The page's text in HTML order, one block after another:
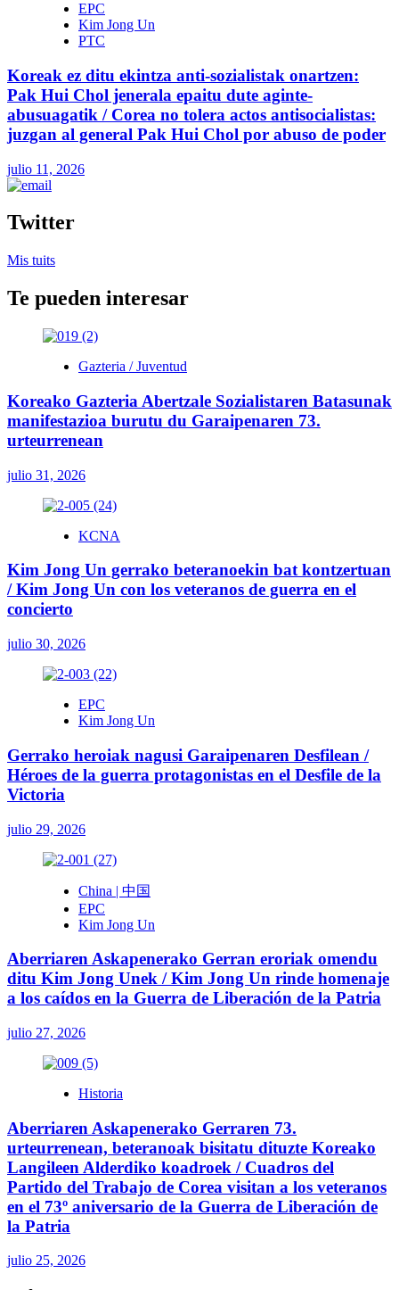
EPC
Kim Jong Un
PTC
Koreak ez ditu ekintza anti-sozialistak onartzen:
Pak Hui Chol jenerala epaitu dute aginte-
abusuagatik / Corea no tolera actos antisocialistas:
juzgan al general Pak Hui Chol por abuso de poder
julio 11, 2026
Twitter
Mis tuits
Te pueden interesar
Gazteria / Juventud
Koreako Gazteria Abertzale Sozialistaren Batasunak
manifestazioa burutu du Garaipenaren 73.
urteurrenean
julio 31, 2026
KCNA
Kim Jong Un gerrako beteranoekin bat kontzertuan
/ Kim Jong Un con los veteranos de guerra en el
concierto
julio 30, 2026
EPC
Kim Jong Un
Gerrako heroiak nagusi Garaipenaren Desfilean /
Héroes de la guerra protagonistas en el Desfile de la
Victoria
julio 29, 2026
China | 中国
EPC
Kim Jong Un
Aberriaren Askapenerako Gerran eroriak omendu
ditu Kim Jong Unek / Kim Jong Un rinde homenaje
a los caídos en la Guerra de Liberación de la Patria
julio 27, 2026
Historia
Aberriaren Askapenerako Gerraren 73.
urteurrenean, beteranoak bisitatu dituzte Koreako
Langileen Alderdiko koadroek / Cuadros del
Partido del Trabajo de Corea visitan a los veteranos
en el 73º aniversario de la Guerra de Liberación de
la Patria
julio 25, 2026